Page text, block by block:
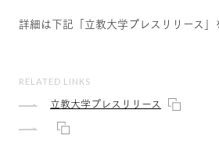
詳細は下記「立教大学プレスリリース」
RELATED LINKS
立教大学プレスリリース